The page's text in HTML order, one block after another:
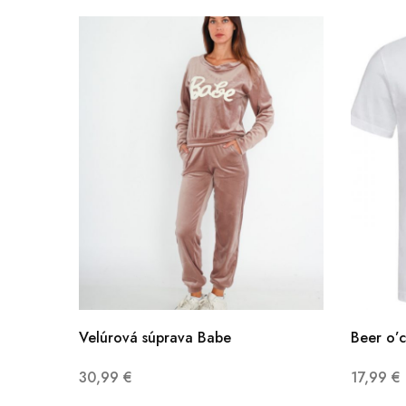
Velúrová súprava Babe
30,99 €
Beer
17,99 €